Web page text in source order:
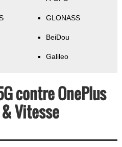
GLONASS
BeiDou
Galileo
contre OnePlus
Vitesse